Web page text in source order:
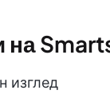
на
изглед